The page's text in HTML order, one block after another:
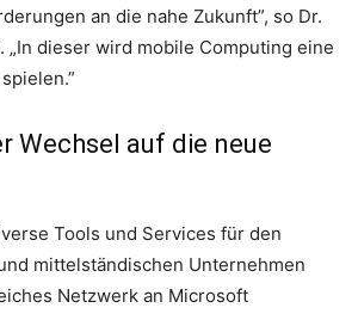
an die nahe Zukunft”, so Dr.
„In dieser wird mobile Computing eine
Wechsel auf die neue
Tools und Services für den
mittelständischen Unternehmen
Netzwerk an Microsoft